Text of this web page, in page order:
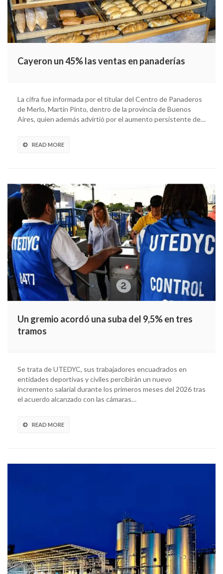
Cayeron un 45% las ventas en panaderías
La cifra fue informada por el titular del Centro de Panaderos
de Merlo, Martín Pinto, dentro de la provincia de Buenos
Aires, quien además advirtió por el aumento persistente de…
READ MORE
Un gremio acordó una suba del 9,5% en tres
tramos
Se trata de UTEDYC, sus trabajadores encuadrados en
entidades deportivas y civiles percibirán un nuevo
incremento salarial durante los primeros meses del 2026 tras
el acuerdo alcanzado con las cámaras…
READ MORE